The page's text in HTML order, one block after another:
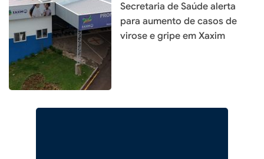
Secretaria de Saúde alerta
para aumento de casos de
virose e gripe em Xaxim